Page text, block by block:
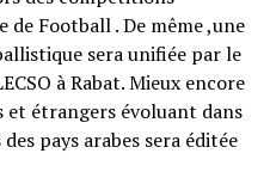
de Football . De même ,une
sera unifiée par le
à Rabat. Mieux encore
et étrangers évoluant dans
pays arabes sera éditée